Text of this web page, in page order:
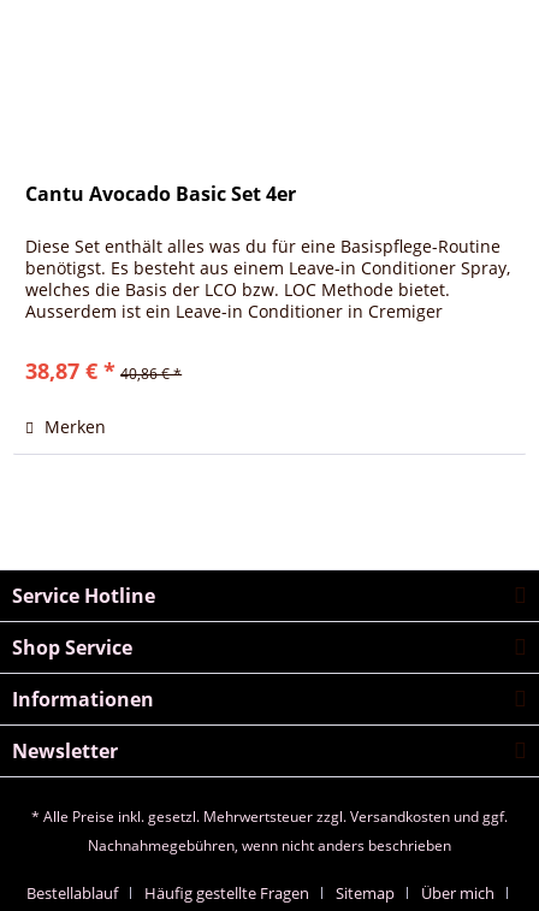
Cantu Avocado Basic Set 4er
Diese Set enthält alles was du für eine Basispflege-Routine
benötigst. Es besteht aus einem Leave-in Conditioner Spray,
welches die Basis der LCO bzw. LOC Methode bietet.
Ausserdem ist ein Leave-in Conditioner in Cremiger
38,87 € * 40,86 € *
Merken
Service Hotline
Shop Service
Informationen
Newsletter
* Alle Preise inkl. gesetzl. Mehrwertsteuer zzgl.Versandkosten und ggf.
Nachnahmegebühren, wenn nicht anders beschrieben
Bestellablauf Häufig gestellte Fragen Sitemap Über mich